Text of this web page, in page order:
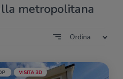
metropolitana
Ordina
VISITA 3D